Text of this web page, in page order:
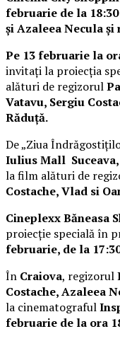
februarie de la 18:30
și Azaleea Necula
Pe 13 februarie la
invitați la proiecția
alături de regizorul
Vatavu, Sergiu
Răduță.
De „Ziua
Iulius Mall Suceava,
la film alături de
Costache, Vlad si
Cineplexx Băneasa
proiecție specială în
februarie, de la
În Craiova, regizorul
Costache, Azaleea
la cinematograful
februarie de la ora